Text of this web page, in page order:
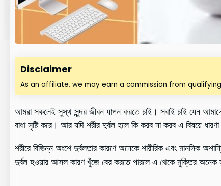
Disclaimer
As an affiliate, we may earn a commission from
আমরা সকলেই সুস্থ সুন্দর জীবন যাপন করতে চাই। সবাই চাই যেন
বাধা সৃষ্টি করে। আর যদি শরীর দুর্বল হলে কি করব না করব এ বিষয়ে
শরীরে বিভিন্ন অংশে দুর্বলতার কারণে অনেকে শারীরিক এবং মানসিক
দুর্বল হওয়ার আসল কারণ খুঁজে বের করতে পারলে এ থেকে মুক্তির